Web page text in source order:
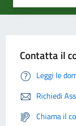
Contatta il
Leggi le
Richiedi
Chiama il